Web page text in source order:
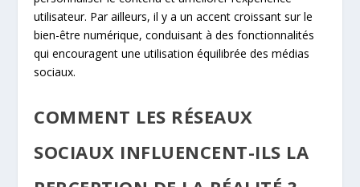
utilisateur. Par ailleurs, il y a un accent croissant sur le
bien-être numérique, conduisant à des fonctionnalités
qui encouragent une utilisation équilibrée des médias
sociaux.
COMMENT LES RÉSEAUX
SOCIAUX INFLUENCENT-ILS LA